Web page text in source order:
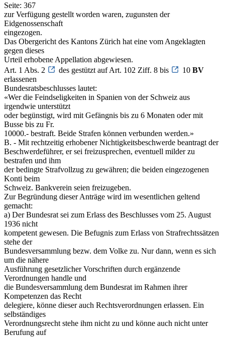
Seite: 367
zur Verfügung gestellt worden waren, zugunsten der
Eidgenossenschaft
eingezogen.
Das Obergericht des Kantons Zürich hat eine vom Angeklagten
gegen dieses
Urteil erhobene Appellation abgewiesen.
Art. 1 Abs. 2
des gestützt auf Art. 102 Ziff. 8 bis 10 BV
erlassenen
Bundesratsbeschlusses lautet:
«Wer die Feindseligkeiten in Spanien von der Schweiz aus
irgendwie unterstützt
oder begünstigt, wird mit Gefängnis bis zu 6 Monaten oder mit
Busse bis zu Fr.
10000.- bestraft. Beide Strafen können verbunden werden.»
B. - Mit rechtzeitig erhobener Nichtigkeitsbeschwerde beantragt der
Beschwerdeführer, er sei freizusprechen, eventuell milder zu
bestrafen und ihm
der bedingte Strafvollzug zu gewähren; die beiden eingezogenen
Konti beim
Schweiz. Bankverein seien freizugeben.
Zur Begründung dieser Anträge wird im wesentlichen geltend
gemacht:
a) Der Bundesrat sei zum Erlass des Beschlusses vom 25. August
1936 nicht
kompetent gewesen. Die Befugnis zum Erlass von Strafrechtssätzen
stehe der
Bundesversammlung bezw. dem Volke zu. Nur dann, wenn es sich
um die nähere
Ausführung gesetzlicher Vorschriften durch ergänzende
Verordnungen handle und
die Bundesversammlung dem Bundesrat im Rahmen ihrer
Kompetenzen das Recht
delegiere, könne dieser auch Rechtsverordnungen erlassen. Ein
selbständiges
Verordnungsrecht stehe ihm nicht zu und könne auch nicht unter
Berufung auf